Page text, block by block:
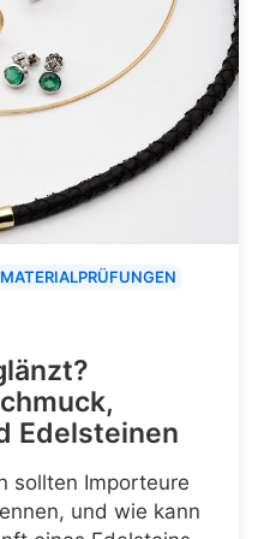
MATERIALPRÜFUNGEN
Edelsteinen
sollten Importeure
und wie kann